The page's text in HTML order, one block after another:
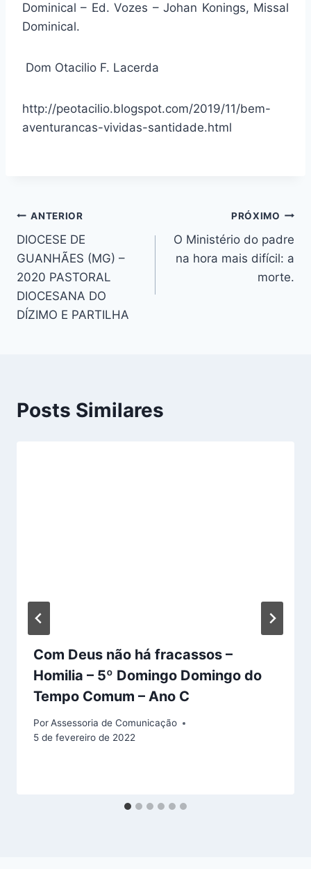
Dominical – Ed. Vozes – Johan Konings, Missal
Dominical.
Dom Otacilio F. Lacerda
http://peotacilio.blogspot.com/2019/11/bem-
aventurancas-vividas-santidade.html
Navegação
de
Post
ANTERIOR
DIOCESE DE
GUANHÃES (MG) –
2020 PASTORAL
DIOCESANA DO
DÍZIMO E PARTILHA
PRÓXIMO
O Ministério do padre
na hora mais difícil: a
morte.
Posts Similares
Com Deus não há fracassos –
Homilia – 5º Domingo Domingo do
Tempo Comum – Ano C
PorAssessoria de Comunicação
5 de fevereiro de 2022